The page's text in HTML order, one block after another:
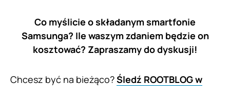
Co myślicie o składanym smartfonie
Samsunga? Ile waszym zdaniem będzie on
kosztować? Zapraszamy do dyskusji!
Chcesz być na bieżąco?Śledź ROOTBLOG w